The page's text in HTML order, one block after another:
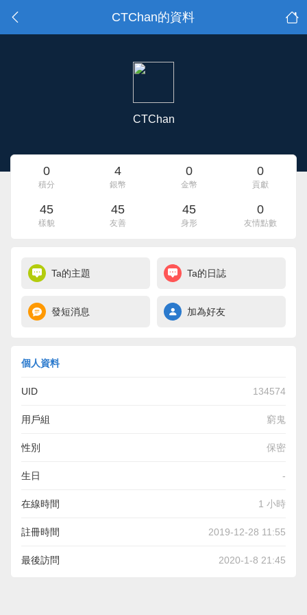
CTChan的資料
CTChan
0
積分
4
銀幣
0
金幣
0
貢獻
45
樣貌
45
友善
45
身形
0
友情點數
Ta的主題 Ta的日誌
發短消息 加為好友
個人資料
UID 134574
用戶組 窮鬼
性別 保密
生日 -
在線時間 1 小時
註冊時間 2019-12-28 11:55
最後訪問 2020-1-8 21:45